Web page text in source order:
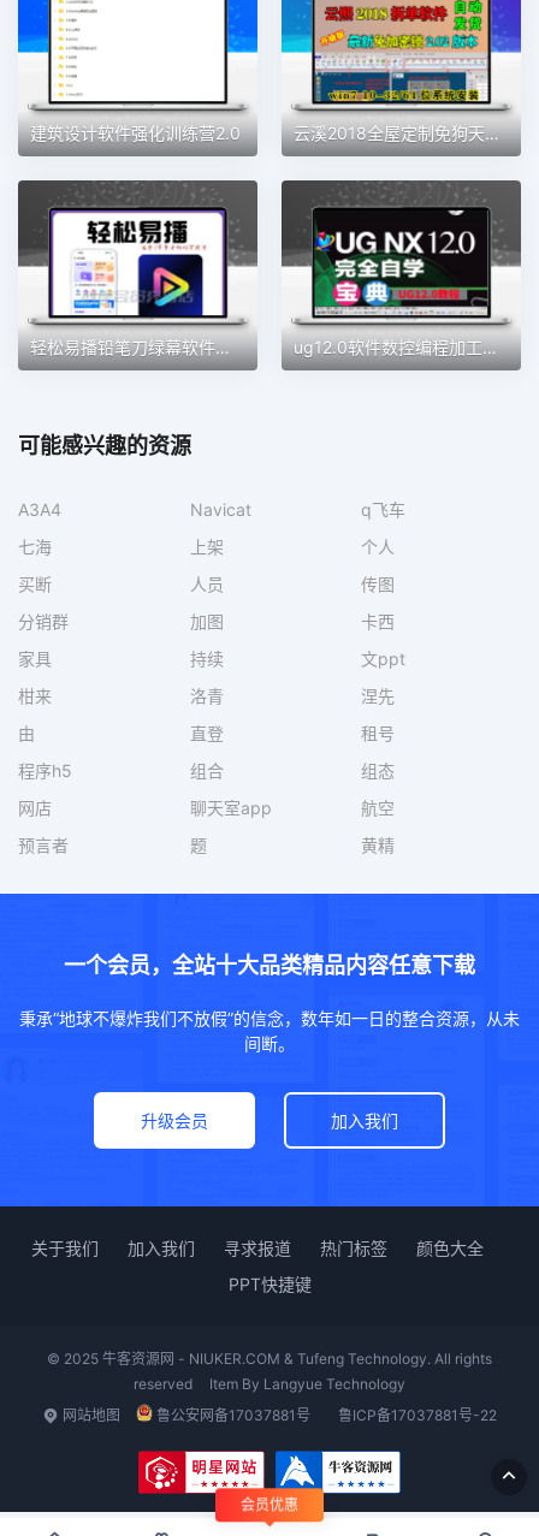
建筑设计软件强化训练营2.0 云溪2018全屋定制免狗天工生产免锁云熙拆单软件柜体橱柜排版2021
轻松易播铅笔刀绿幕软件直播加加魔盒同款绿幕直播间会员权益 ug12.0软件数控编程加工中心数控自学建模全套教程从入门到精通
可能感兴趣的资源
A3A4 Navicat
q飞车
七海
上架
个人
买断
人员
传图
分销群
加图
卡西
家具
持续
文ppt
柑来
洛青
涅先
由
直登
租号
程序h5
组合
组态
网店
聊天室app
航空
预言者
题 黄精
一个会员，全站十大品类精品内容任意下载
秉承“地球不爆炸我们不放假”的信念，数年如一日的整合资源，从未
间断。
升级会员 加入我们
关于我们 加入我们 寻求报道 热门标签
颜色大全
PPT快捷键
© 2025 牛客资源网 - NIUKER.COM & Tufeng Technology. All rights
reserved
Item By Langyue Technology
网站地图
鲁公安网备17037881号 鲁ICP备17037881号-22
会员优惠